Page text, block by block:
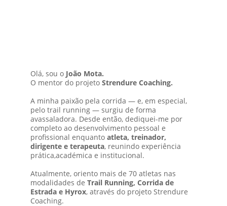
Olá, sou o João Mota.
O mentor do projeto Strendure Coaching.
A minha paixão pela corrida — e, em especial,
pelo trail running — surgiu de forma
avassaladora. Desde então, dediquei-me por
completo ao desenvolvimento pessoal e
profissional enquanto atleta, treinador,
dirigente e terapeuta, reunindo experiência
prática,académica e institucional.
Atualmente, oriento mais de 70 atletas nas
modalidades de Trail Running, Corrida de
Estrada e Hyrox, através do projeto Strendure
Coaching.